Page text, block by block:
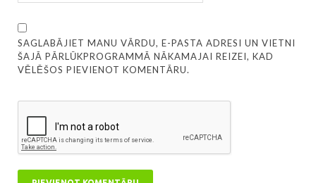
SAGLABĀJIET MANU VĀRDU, E-PASTA ADRESI UN VIETNI
ŠAJĀ PĀRLŪKPROGRAMMĀ NĀKAMAJAI REIZEI, KAD
VĒLĒŠOS PIEVIENOT KOMENTĀRU.